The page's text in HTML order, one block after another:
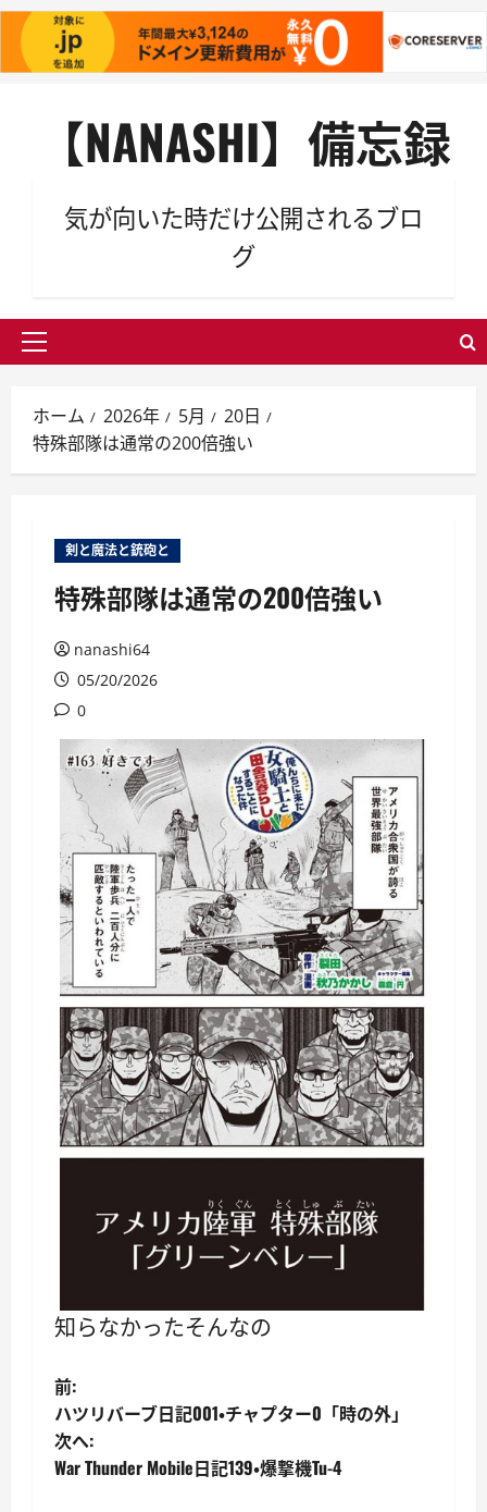
【NANASHI】備忘録
気が向いた時だけ公開されるブロ
グ
メ
ン
メ
ニ
ホーム 2026年 5月
20日
特殊部隊は通常の200倍強い
剣と魔法と銃砲と
特殊部隊は通常の200倍強い
nanashi64
05/20/2026
0
知らなかったそんなの
投
稿
ナ
前:
ハツリバーブ日記001・チャプター0「時の外」
次へ:
War Thunder Mobile日記139・爆撃機Tu-4